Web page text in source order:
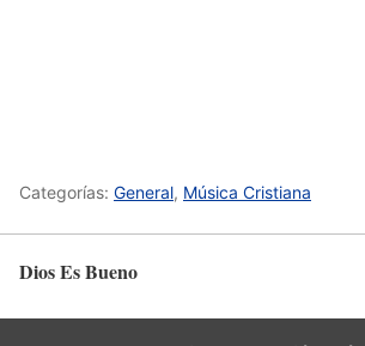
Categorías: General, Música Cristiana
Dios Es Bueno